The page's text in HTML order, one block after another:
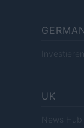
UK
News Hub